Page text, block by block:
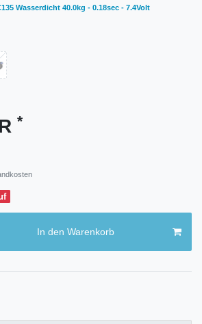
Wasserdicht 40.0kg - 0.18sec - 7.4Volt
*
In den Warenkorb